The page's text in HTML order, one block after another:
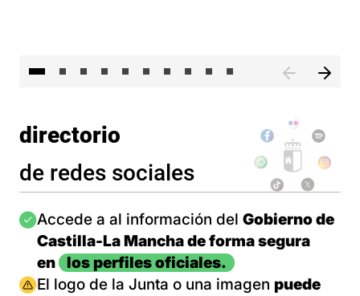
directorio
de redes sociales
Imagen
Accede a al información del Gobierno de
Castilla-La Mancha de forma segura
en
los perfiles oficiales.
Imagen
El logo de la Junta o una imagen puede